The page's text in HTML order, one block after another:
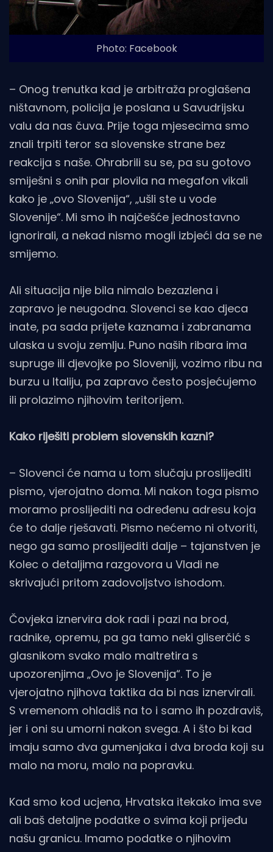
Photo: Facebook
– Onog trenutka kad je arbitraža proglašena
ništavnom, policija je poslana u Savudrijsku
valu da nas čuva. Prije toga mjesecima smo
znali trpiti teror sa slovenske strane bez
reakcija s naše. Ohrabrili su se, pa su gotovo
smiješni s onih par plovila na megafon vikali
kako je „ovo Slovenija“, „ušli ste u vode
Slovenije“. Mi smo ih najčešće jednostavno
ignorirali, a nekad nismo mogli izbjeći da se ne
smijemo.
Ali situacija nije bila nimalo bezazlena i
zapravo je neugodna. Slovenci se kao djeca
inate, pa sada prijete kaznama i zabranama
ulaska u svoju zemlju. Puno naših ribara ima
supruge ili djevojke po Sloveniji, vozimo ribu na
burzu u Italiju, pa zapravo često posjećujemo
ili prolazimo njihovim teritorijem.
Kako riješiti problem slovenskih kazni?
– Slovenci će nama u tom slučaju proslijediti
pismo, vjerojatno doma. Mi nakon toga pismo
moramo proslijediti na određenu adresu koja
će to dalje rješavati. Pismo nećemo ni otvoriti,
nego ga samo proslijediti dalje – tajanstven je
Kolec o detaljima razgovora u Vladi ne
skrivajući pritom zadovoljstvo ishodom.
Čovjeka iznervira dok radi i pazi na brod,
radnike, opremu, pa ga tamo neki gliserčić s
glasnikom svako malo maltretira s
upozorenjima „Ovo je Slovenija“. To je
vjerojatno njihova taktika da bi nas iznervirali.
S vremenom ohladiš na to i samo ih pozdraviš,
jer i oni su umorni nakon svega. A i što bi kad
imaju samo dva gumenjaka i dva broda koji su
malo na moru, malo na popravku.
Kad smo kod ucjena, Hrvatska itekako ima sve
ali baš detaljne podatke o svima koji prijeđu
našu granicu. Imamo podatke o njihovim